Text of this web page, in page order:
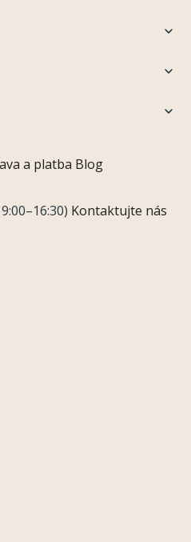
a platba Blog
Kontaktujte nás